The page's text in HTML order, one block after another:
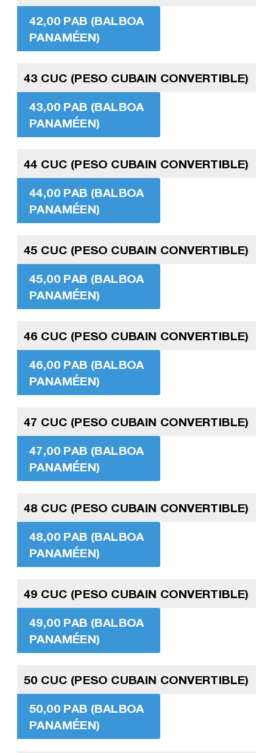
42,00 PAB (BALBOA
PANAMÉEN)
43 CUC (PESO CUBAIN CONVERTIBLE)
43,00 PAB (BALBOA
PANAMÉEN)
44 CUC (PESO CUBAIN CONVERTIBLE)
44,00 PAB (BALBOA
PANAMÉEN)
45 CUC (PESO CUBAIN CONVERTIBLE)
45,00 PAB (BALBOA
PANAMÉEN)
46 CUC (PESO CUBAIN CONVERTIBLE)
46,00 PAB (BALBOA
PANAMÉEN)
47 CUC (PESO CUBAIN CONVERTIBLE)
47,00 PAB (BALBOA
PANAMÉEN)
48 CUC (PESO CUBAIN CONVERTIBLE)
48,00 PAB (BALBOA
PANAMÉEN)
49 CUC (PESO CUBAIN CONVERTIBLE)
49,00 PAB (BALBOA
PANAMÉEN)
50 CUC (PESO CUBAIN CONVERTIBLE)
50,00 PAB (BALBOA
PANAMÉEN)